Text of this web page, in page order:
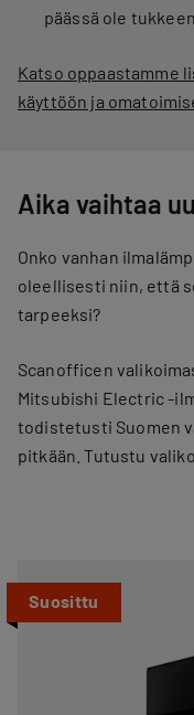
päässä ole
Katso oppaastamme
käyttöön ja
Aika vaihtaa
Onko vanhan
oleellisesti niin, että
tarpeeksi?
Scanofficen
Mitsubishi Electric -
todistetusti Suomen
pitkään. Tutustu
Suosittu